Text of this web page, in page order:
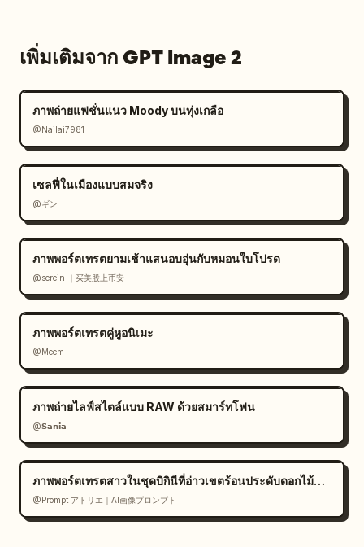
เพิ่มเติมจาก GPT Image 2
ภาพถ่ายแฟชั่นแนว Moody บนทุ่งเกลือ
@Nailai7981
เซลฟี่ในเมืองแบบสมจริง
@ギン
ภาพพอร์ตเทรตยามเช้าแสนอบอุ่นกับหมอนใบโปรด
@serein ｜买美股上币安
ภาพพอร์ตเทรตคู่หูอนิเมะ
@Meem
ภาพถ่ายไลฟ์สไตล์แบบ RAW ด้วยสมาร์ทโฟน
@𝗦𝗮𝗻𝗶𝗮
ภาพพอร์ตเทรตสาวในชุดบิกินีที่อ่าวเขตร้อนประดับดอกไม้สีขาว
@Prompt アトリエ｜AI画像プロンプト